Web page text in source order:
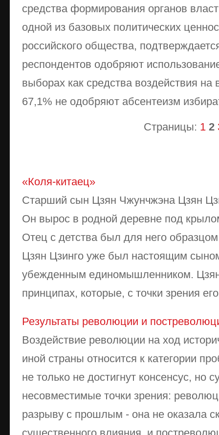
средства формирования органов
одной из базовых политических
российского общества,
респондентов одобряют
выборах как средства воздействия на
67,1% не одобряют абсентеизм
Страницы: 1 2
«Коля-китаец»
Старший сын Цзян Чжунчжэна Цзян
Он вырос в родной деревне под
Отец с детства был для него
Цзян Цзинго уже был настоящим
убежденным единомышленником.
принципах, которые, с точки зрения
Результаты революции и
Воздействие революции на ход
иной страны относится к категории
не только не достигнут консенсус, но
несовместимые точки зрения:
разрыву с прошлым - она не оказала